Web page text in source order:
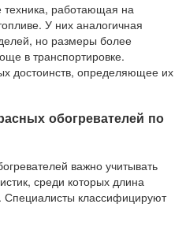
техника, работающая на
У них аналогичная
но размеры более
в транспортировке.
достоинств, определяющее их
обогревателей по
важно учитывать
среди которых длина
классифицируют